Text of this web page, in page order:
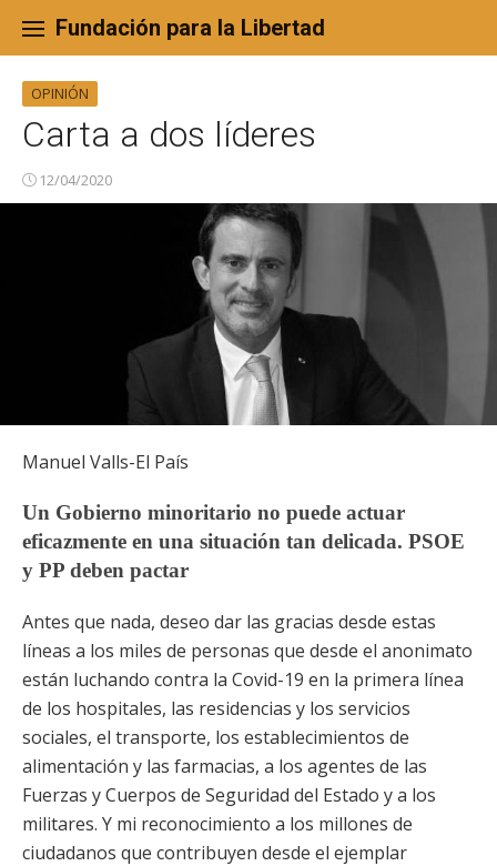
content
Fundación para la Libertad
OPINIÓN
Carta a dos líderes
12/04/2020
Manuel Valls-El País
Un Gobierno minoritario no puede actuar
eficazmente en una situación tan delicada. PSOE
y PP deben pactar
Antes que nada, deseo dar las gracias desde estas
líneas a los miles de personas que desde el anonimato
están luchando contra la Covid-19 en la primera línea
de los hospitales, las residencias y los servicios
sociales, el transporte, los establecimientos de
alimentación y las farmacias, a los agentes de las
Fuerzas y Cuerpos de Seguridad del Estado y a los
militares. Y mi reconocimiento a los millones de
ciudadanos que contribuyen desde el ejemplar